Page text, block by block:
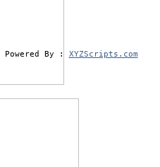
Powered By : XYZScripts.com